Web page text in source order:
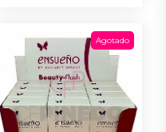
Agotado